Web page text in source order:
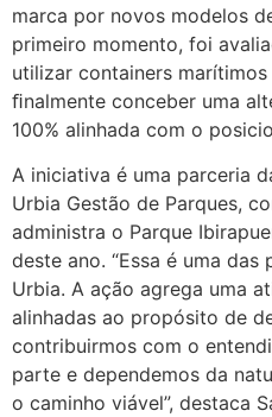
marca por novos modelos
primeiro momento, foi
utilizar containers
ﬁnalmente conceber uma
100% alinhada com o
A iniciativa é uma parceria
Urbia Gestão de Parques,
administra o Parque
deste ano. “Essa é uma das
Urbia. A ação agrega uma
alinhadas ao propósito de
contribuirmos com o
parte e dependemos da
o caminho viável”, destaca